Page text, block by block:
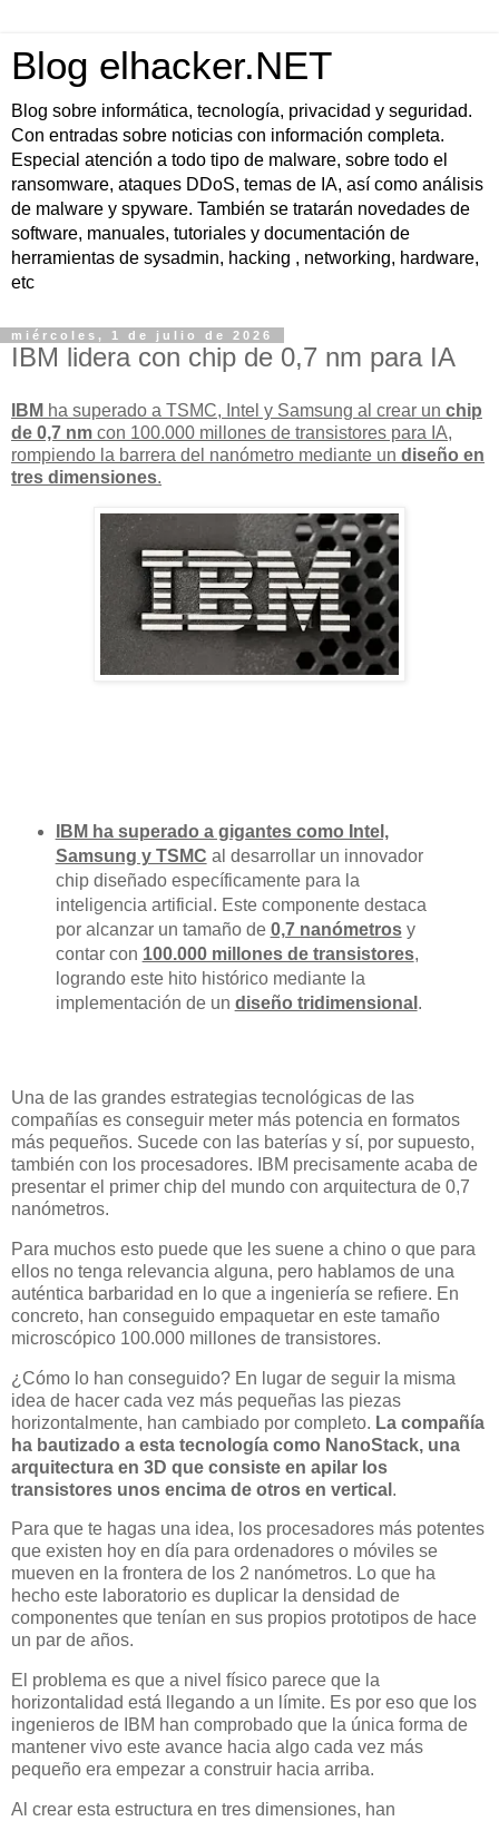
Blog elhacker.NET
Blog sobre informática, tecnología, privacidad y seguridad.
Con entradas sobre noticias con información completa.
Especial atención a todo tipo de malware, sobre todo el
ransomware, ataques DDoS, temas de IA, así como análisis
de malware y spyware. También se tratarán novedades de
software, manuales, tutoriales y documentación de
herramientas de sysadmin, hacking , networking, hardware,
etc
miércoles, 1 de julio de 2026
IBM lidera con chip de 0,7 nm para IA
IBM ha superado a TSMC, Intel y Samsung al crear un chip
de 0,7 nm con 100.000 millones de transistores para IA,
rompiendo la barrera del nanómetro mediante un diseño en
tres dimensiones.
IBM ha superado a gigantes como Intel,
Samsung y TSMC al desarrollar un innovador
chip diseñado específicamente para la
inteligencia artificial. Este componente destaca
por alcanzar un tamaño de 0,7 nanómetrosy
contar con 100.000 millones de transistores,
logrando este hito histórico mediante la
implementación de un diseño tridimensional .
Una de las grandes estrategias tecnológicas de las
compañías es conseguir meter más potencia en formatos
más pequeños. Sucede con las baterías y sí, por supuesto,
también con los procesadores. IBM precisamente acaba de
presentar el primer chip del mundo con arquitectura de 0,7
nanómetros.
Para muchos esto puede que les suene a chino o que para
ellos no tenga relevancia alguna, pero hablamos de una
auténtica barbaridad en lo que a ingeniería se refiere. En
concreto, han conseguido empaquetar en este tamaño
microscópico 100.000 millones de transistores.
¿Cómo lo han conseguido? En lugar de seguir la misma
idea de hacer cada vez más pequeñas las piezas
horizontalmente, han cambiado por completo. La compañía
ha bautizado a esta tecnología como NanoStack, una
arquitectura en 3D que consiste en apilar los
transistores unos encima de otros en vertical .
Para que te hagas una idea, los procesadores más potentes
que existen hoy en día para ordenadores o móviles se
mueven en la frontera de los 2 nanómetros. Lo que ha
hecho este laboratorio es duplicar la densidad de
componentes que tenían en sus propios prototipos de hace
un par de años.
El problema es que a nivel físico parece que la
horizontalidad está llegando a un límite. Es por eso que los
ingenieros de IBM han comprobado que la única forma de
mantener vivo este avance hacia algo cada vez más
pequeño era empezar a construir hacia arriba.
Al crear esta estructura en tres dimensiones, han